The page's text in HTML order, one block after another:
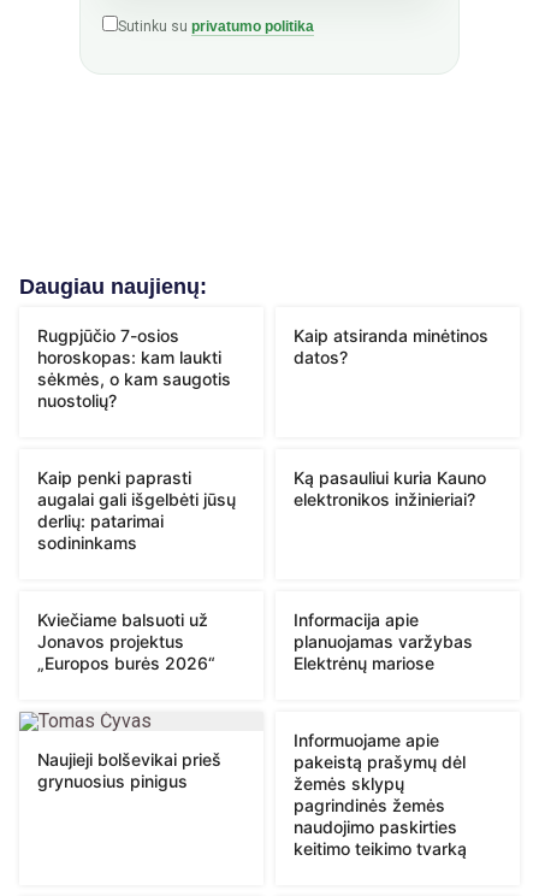
Sutinku su privatumo politika
Daugiau naujienų:
Rugpjūčio 7-osios
horoskopas: kam laukti
sėkmės, o kam saugotis
nuostolių?
Kaip atsiranda minėtinos
datos?
Kaip penki paprasti
augalai gali išgelbėti jūsų
derlių: patarimai
sodininkams
Ką pasauliui kuria Kauno
elektronikos inžinieriai?
Kviečiame balsuoti už
Jonavos projektus
„Europos burės 2026“
Informacija apie
planuojamas varžybas
Elektrėnų mariose
Naujieji bolševikai prieš
grynuosius pinigus
Informuojame apie
pakeistą prašymų dėl
žemės sklypų
pagrindinės žemės
naudojimo paskirties
keitimo teikimo tvarką